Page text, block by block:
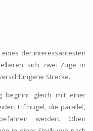
der interessantesten
sich zwei Züge in
Strecke.
beginnt gleich mit einer
Lifthügel, die parallel,
werden. Oben